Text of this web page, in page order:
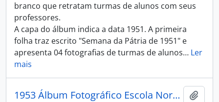
branco que retratam turmas de alunos com seus
professores.
A capa do álbum indica a data 1951. A primeira
folha traz escrito "Semana da Pátria de 1951" e
apresenta 04 fotografias de turmas de alunos… Ler
mais
1953 Álbum Fotográfico Escola Normal Duque de Caxias